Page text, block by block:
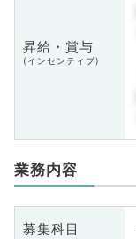
昇給・賞与
(インセンティブ)
業務内容
募集科目